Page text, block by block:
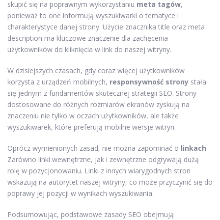
skupić się na poprawnym wykorzystaniu meta tagów,
ponieważ to one informują wyszukiwarki o tematyce i
charakterystyce danej strony. Użycie znacznika title oraz meta
description ma kluczowe znaczenie dla zachęcenia
użytkowników do kliknięcia w link do naszej witryny.
W dzisiejszych czasach, gdy coraz więcej użytkowników
korzysta z urządzeń mobilnych, responsywność strony stała
się jednym z fundamentów skutecznej strategii SEO. Strony
dostosowane do różnych rozmiarów ekranów zyskują na
znaczeniu nie tylko w oczach użytkowników, ale także
wyszukiwarek, które preferują mobilne wersje witryn.
Oprócz wymienionych zasad, nie można zapominać o linkach.
Zarówno linki wewnętrzne, jak i zewnętrzne odgrywają dużą
rolę w pozycjonowaniu. Linki z innych wiarygodnych stron
wskazują na autorytet naszej witryny, co może przyczynić się do
poprawy jej pozycji w wynikach wyszukiwania.
Podsumowując, podstawowe zasady SEO obejmują